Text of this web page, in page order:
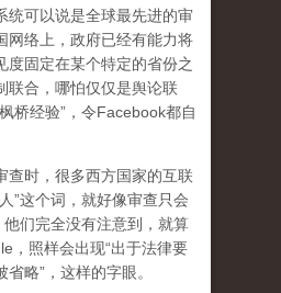
统可以说是全球最先进的审
网络上，政府已经有能力将
度固定在某个特定的省份之
联合 ，哪怕仅仅是舆论联
桥经验”，令Facebook都自
查时，很多西方国家的互联
”这个词，就好像审查只会
们完全没有注意到， 就算
，照样会出现“出于法律要
略”，这样的字眼。